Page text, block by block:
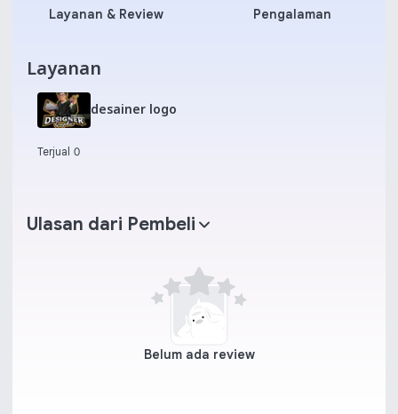
Layanan & Review Pengalaman
Layanan
desainer logo
Terjual 0
Ulasan dari Pembeli
Belum ada review